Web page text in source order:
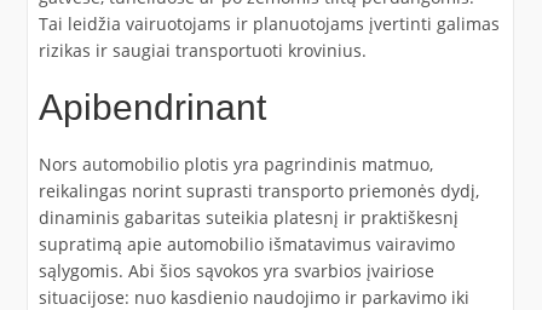
Tai leidžia vairuotojams ir planuotojams įvertinti galimas
rizikas ir saugiai transportuoti krovinius.
Apibendrinant
Nors automobilio plotis yra pagrindinis matmuo,
reikalingas norint suprasti transporto priemonės dydį,
dinaminis gabaritas suteikia platesnį ir praktiškesnį
supratimą apie automobilio išmatavimus vairavimo
sąlygomis. Abi šios sąvokos yra svarbios įvairiose
situacijose: nuo kasdienio naudojimo ir parkavimo iki